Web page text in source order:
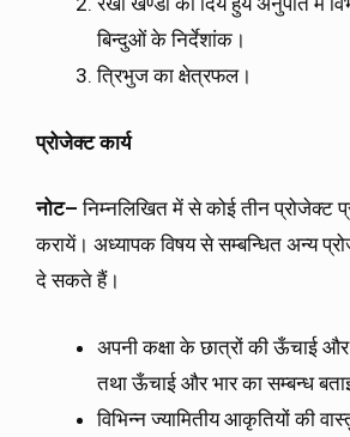
बिन्दुओं के निर्देशांक।
त्रिभुज का क्षेत्रफल।
प्रोजेक्ट कार्य
नोट– निम्नलिखित में से कोई तीन प्रोजेक्ट
करायें। अध्यापक विषय से सम्बन्धित अन्य
दे सकते हैं।
अपनी कक्षा के छात्रों की ऊँचाई और
तथा ऊँचाई और भार का सम्बन्ध
विभिन्न ज्यामितीय आकृतियों की